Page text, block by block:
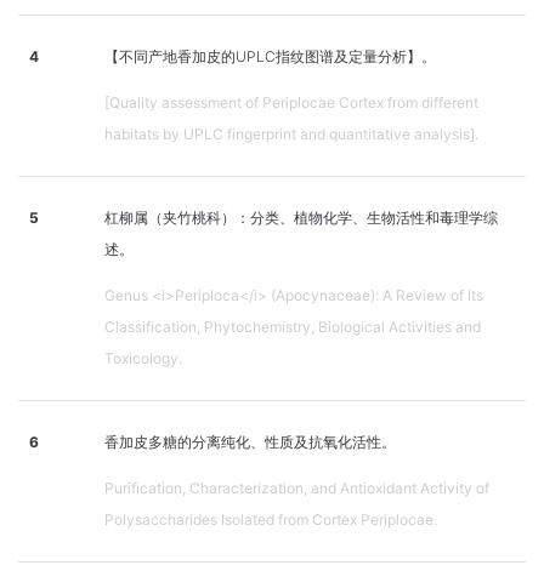
4 【不同产地香加皮的UPLC指纹图谱及定量分析】。
[Quality assessment of Periplocae Cortex from different
habitats by UPLC fingerprint and quantitative analysis].
5
杠柳属（夹竹桃科）：分类、植物化学、生物活性和毒理学综
述。
Genus <i>Periploca</i> (Apocynaceae): A Review of Its
Classification, Phytochemistry, Biological Activities and
Toxicology.
6 香加皮多糖的分离纯化、性质及抗氧化活性。
Purification, Characterization, and Antioxidant Activity of
Polysaccharides Isolated from Cortex Periplocae.